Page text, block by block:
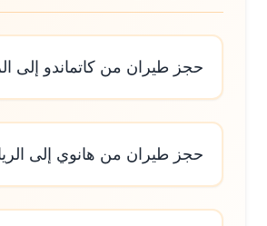
حجز طيران من كاتماندو إلى الرياض
حجز طيران من هانوي إلى الرياض